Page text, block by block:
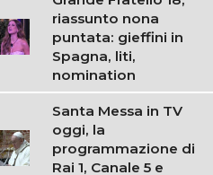
riassunto nona
puntata: gieffini in
Spagna, liti,
nomination
Santa Messa in TV
oggi, la
programmazione di
Rai 1, Canale 5 e